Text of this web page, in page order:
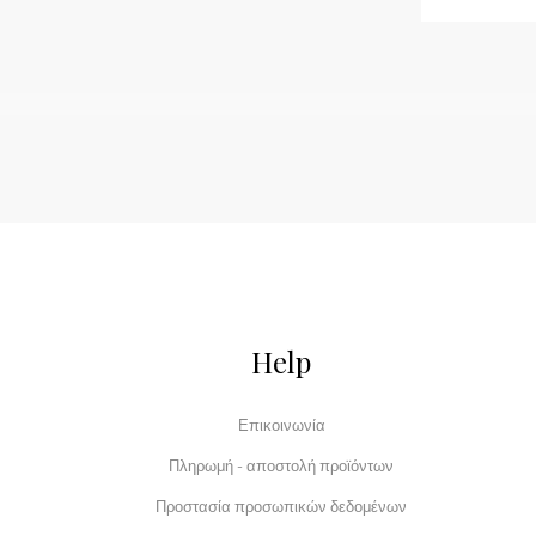
Help
Επικοινωνία
Πληρωμή - αποστολή προϊόντων
Προστασία προσωπικών δεδομένων